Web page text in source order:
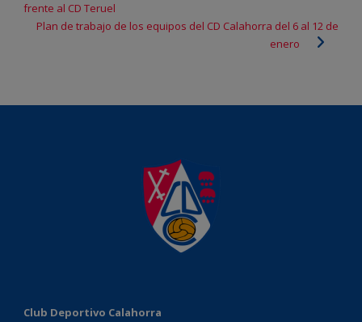
frente al CD Teruel
Plan de trabajo de los equipos del CD Calahorra del 6 al 12 de
enero
Club Deportivo Calahorra